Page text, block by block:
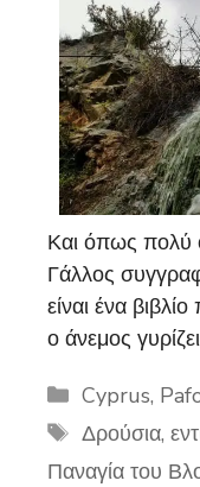
Και όπως πολύ
Γάλλος
είναι ένα
ο άνεμος
Categories
Cyprus,
Tags
Δρούσια,
Παναγία του